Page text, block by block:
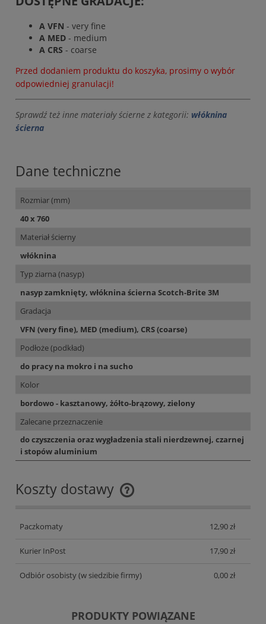
A VFN - very fine
A MED - medium
A CRS - coarse
Przed dodaniem produktu do koszyka, prosimy o wybór
odpowiedniej granulacji!
Sprawdź też inne materiały ścierne z kategorii: włóknina
ścierna
Dane techniczne
Rozmiar (mm)
40 x 760
Materiał ścierny
włóknina
Typ ziarna (nasyp)
nasyp zamknięty, włóknina ścierna Scotch-Brite 3M
Gradacja
VFN (very fine), MED (medium), CRS (coarse)
Podłoże (podkład)
do pracy na mokro i na sucho
Kolor
bordowo - kasztanowy, żółto-brązowy, zielony
Zalecane przeznaczenie
do czyszczenia oraz wygładzenia stali nierdzewnej, czarnej
i stopów aluminium
Koszty dostawy
Cena nie zawiera ewentualnych kosztów płatności
Paczkomaty 12,90 zł
Kurier InPost 17,90 zł
Odbiór osobisty(w siedzibie firmy) 0,00 zł
PRODUKTY POWIĄZANE